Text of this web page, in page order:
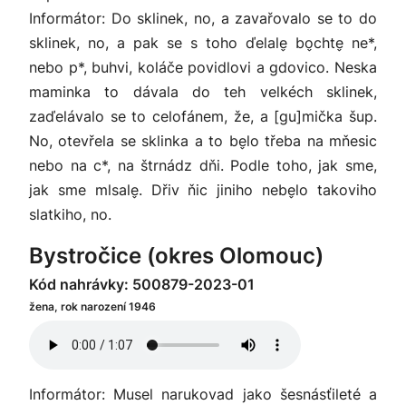
Informátor: Do sklinek, no, a zavařovalo se to do
sklinek, no, a pak se s toho ďelale̬ bo̬chte̬ ne*,
nebo p*, buhvi, koláče povidlovi a gdovico. Neska
maminka to dávala do teh velkéch sklinek,
zaďelávalo se to celofánem, že, a [gu]mička šup.
No, otevřela se sklinka a to be̬lo třeba na mňesic
nebo na c*, na štrnádz dňi. Podle toho, jak sme,
jak sme mlsale̬. Dřiv ňic jiniho nebe̬lo takoviho
slatkiho, no.
Bystročice (okres Olomouc)
Kód nahrávky: 500879-2023-01
žena, rok narození 1946
Informátor: Musel narukovad jako šesnásťileté a